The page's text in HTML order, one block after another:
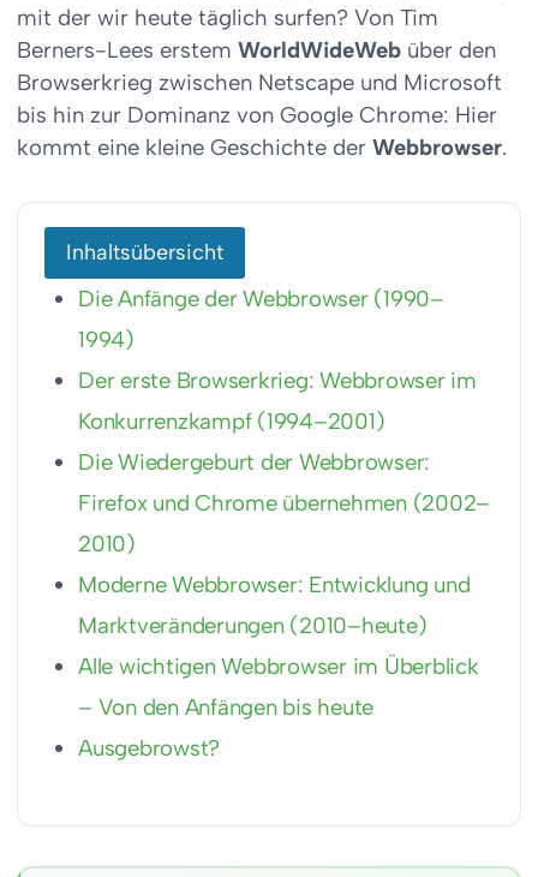
mit der wir heute täglich surfen? Von Tim
Berners-Lees erstemWorldWideWeb über den
Browserkrieg zwischen Netscape und Microsoft
bis hin zur Dominanz von Google Chrome: Hier
kommt eine kleine Geschichte derWebbrowser.
Inhaltsübersicht
Die Anfänge der Webbrowser (1990–
1994)
Der erste Browserkrieg: Webbrowser im
Konkurrenzkampf (1994–2001)
Die Wiedergeburt der Webbrowser:
Firefox und Chrome übernehmen (2002–
2010)
Moderne Webbrowser: Entwicklung und
Marktveränderungen (2010–heute)
Alle wichtigen Webbrowser im Überblick
– Von den Anfängen bis heute
Ausgebrowst?